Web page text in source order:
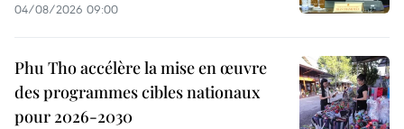
04/08/2026 09:00
Phu Tho accélère la mise en œuvre
des programmes cibles nationaux
pour 2026-2030